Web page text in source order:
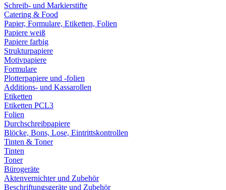
Schreib- und Markierstifte
Catering & Food
Papier, Formulare, Etiketten, Folien
Papiere weiß
Papiere farbig
Strukturpapiere
Motivpapiere
Formulare
Plotterpapiere und -folien
Additions- und Kassarollen
Etiketten
Etiketten PCL3
Folien
Durchschreibpapiere
Blöcke, Bons, Lose, Eintrittskontrollen
Tinten & Toner
Tinten
Toner
Bürogeräte
Aktenvernichter und Zubehör
Beschriftungsgeräte und Zubehör